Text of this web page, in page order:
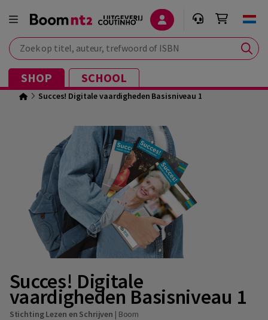
Zoek op titel, auteur, trefwoord of ISBN
SHOP SCHOOL
Succes! Digitale vaardigheden Basisniveau 1
Succes! Digitale
vaardigheden Basisniveau 1
Stichting Lezen en Schrijven | Boom